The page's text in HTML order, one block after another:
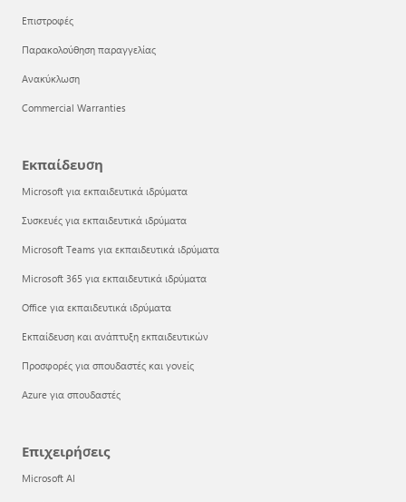
Επιστροφές
Παρακολούθηση παραγγελίας
Ανακύκλωση
Commercial Warranties
Εκπαίδευση
Microsoft για εκπαιδευτικά ιδρύματα
Συσκευές για εκπαιδευτικά ιδρύματα
Microsoft Teams για εκπαιδευτικά ιδρύματα
Microsoft 365 για εκπαιδευτικά ιδρύματα
Office για εκπαιδευτικά ιδρύματα
Εκπαίδευση και ανάπτυξη εκπαιδευτικών
Προσφορές για σπουδαστές και γονείς
Azure για σπουδαστές
Επιχειρήσεις
Microsoft AI